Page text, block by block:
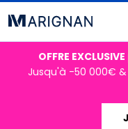
OFFRE
Jusqu'à -50 000€